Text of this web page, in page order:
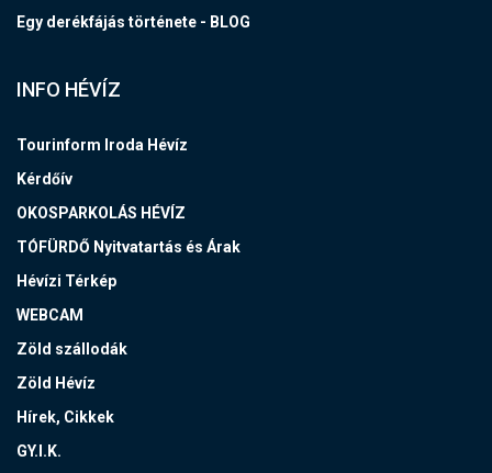
Egy derékfájás története - BLOG
INFO HÉVÍZ
Tourinform Iroda Hévíz
Kérdőív
OKOSPARKOLÁS HÉVÍZ
TÓFÜRDŐ Nyitvatartás és Árak
Hévízi Térkép
WEBCAM
Zöld szállodák
Zöld Hévíz
Hírek, Cikkek
GY.I.K.